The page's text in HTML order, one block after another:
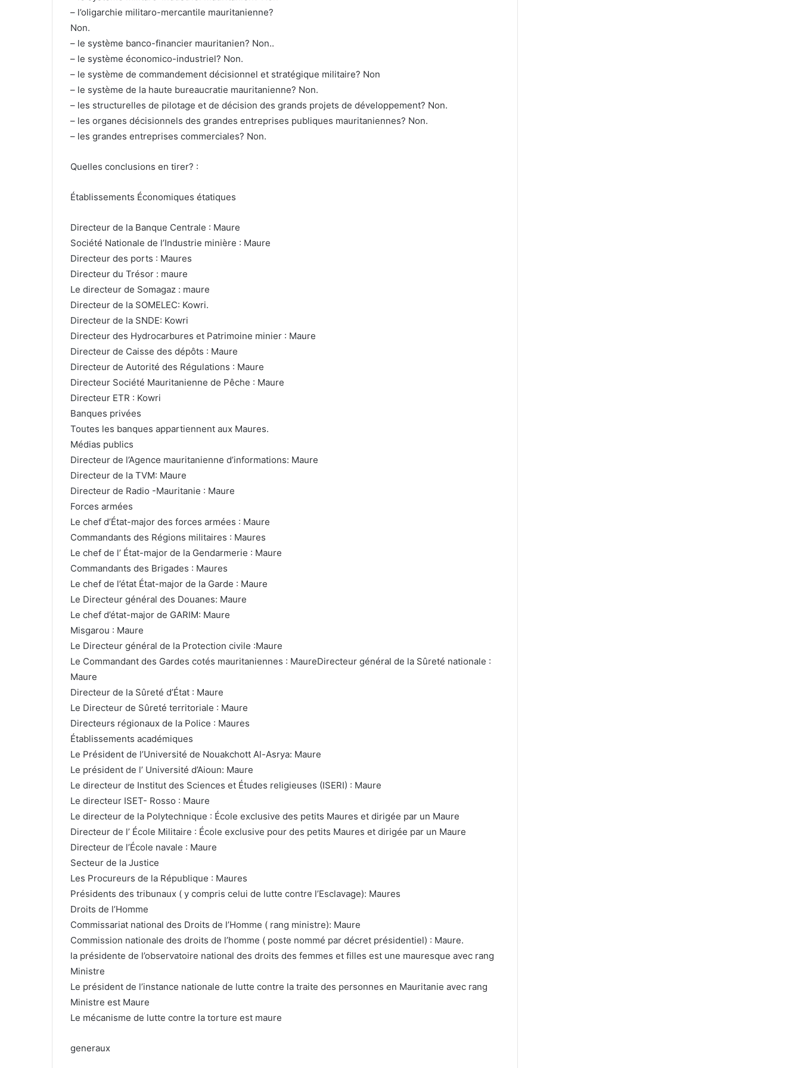
– l’oligarchie militaro-mercantile mauritanienne?
Non.
– le système banco-financier mauritanien? Non..
– le système économico-industriel? Non.
– le système de commandement décisionnel et stratégique militaire? Non
– le système de la haute bureaucratie mauritanienne? Non.
– les structurelles de pilotage et de décision des grands projets de développement? Non.
– les organes décisionnels des grandes entreprises publiques mauritaniennes? Non.
– les grandes entreprises commerciales? Non.
Quelles conclusions en tirer? :
Établissements Économiques étatiques
Directeur de la Banque Centrale : Maure
Société Nationale de l’Industrie minière : Maure
Directeur des ports : Maures
Directeur du Trésor : maure
Le directeur de Somagaz : maure
Directeur de la SOMELEC: Kowri.
Directeur de la SNDE: Kowri
Directeur des Hydrocarbures et Patrimoine minier : Maure
Directeur de Caisse des dépôts : Maure
Directeur de Autorité des Régulations : Maure
Directeur Société Mauritanienne de Pêche : Maure
Directeur ETR : Kowri
Banques privées
Toutes les banques appartiennent aux Maures.
Médias publics
Directeur de l’Agence mauritanienne d’informations: Maure
Directeur de la TVM: Maure
Directeur de Radio -Mauritanie : Maure
Forces armées
Le chef d’État-major des forces armées : Maure
Commandants des Régions militaires : Maures
Le chef de l’ État-major de la Gendarmerie : Maure
Commandants des Brigades : Maures
Le chef de l’état État-major de la Garde : Maure
Le Directeur général des Douanes: Maure
Le chef d’état-major de GARIM: Maure
Misgarou : Maure
Le Directeur général de la Protection civile :Maure
Le Commandant des Gardes cotés mauritaniennes : MaureDirecteur général de la Sûreté nationale :
Maure
Directeur de la Sûreté d’État : Maure
Le Directeur de Sûreté territoriale : Maure
Directeurs régionaux de la Police : Maures
Établissements académiques
Le Président de l’Université de Nouakchott Al-Asrya: Maure
Le président de l’ Université d’Aioun: Maure
Le directeur de Institut des Sciences et Études religieuses (ISERI) : Maure
Le directeur ISET- Rosso : Maure
Le directeur de la Polytechnique : École exclusive des petits Maures et dirigée par un Maure
Directeur de l’ École Militaire : École exclusive pour des petits Maures et dirigée par un Maure
Directeur de l’École navale : Maure
Secteur de la Justice
Les Procureurs de la République : Maures
Présidents des tribunaux ( y compris celui de lutte contre l’Esclavage): Maures
Droits de l’Homme
Commissariat national des Droits de l’Homme ( rang ministre): Maure
Commission nationale des droits de l’homme ( poste nommé par décret présidentiel) : Maure.
la présidente de l’observatoire national des droits des femmes et filles est une mauresque avec rang
Ministre
Le président de l’instance nationale de lutte contre la traite des personnes en Mauritanie avec rang
Ministre est Maure
Le mécanisme de lutte contre la torture est maure
generaux